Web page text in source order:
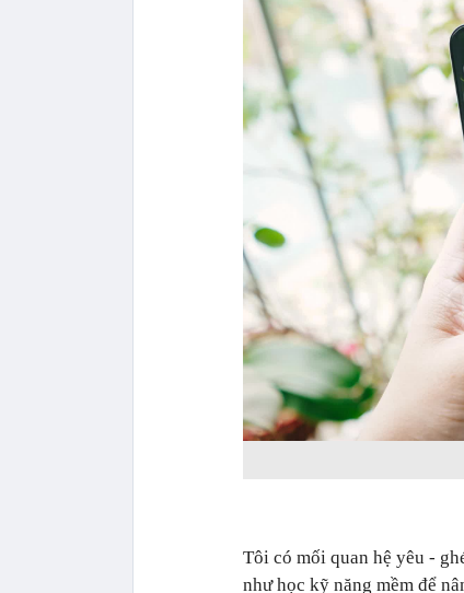
Tôi có mối quan hệ yêu -
như học kỹ năng mềm để